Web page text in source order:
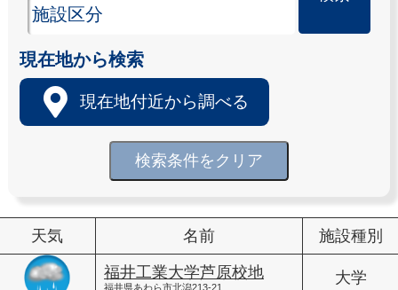
現在地から検索
現在地付近から調べる
検索条件をクリア
天気 名前 施設種別
福井工業大学芦原校地
福井県あわら市北潟213-21
大学